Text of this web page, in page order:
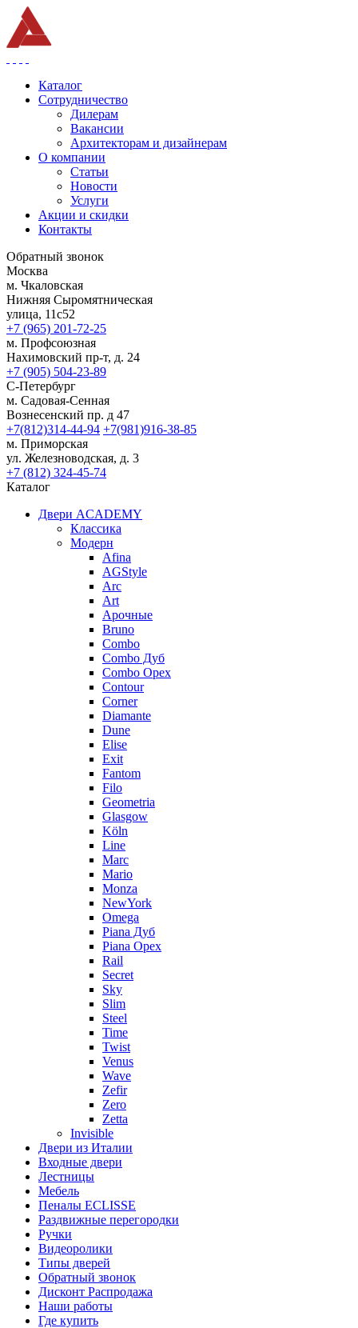
Каталог
Сотрудничество
Дилерам
Вакансии
Архитекторам и дизайнерам
О компании
Статьи
Новости
Услуги
Акции и скидки
Контакты
Обратный звонок
Москва
м. Чкаловская
Нижняя Сыромятническая
улица, 11с52
+7 (965) 201-72-25
м. Профсоюзная
Нахимовский пр-т, д. 24
+7 (905) 504-23-89
С-Петербург
м. Садовая-Сенная
Вознесенский пр. д 47
+7(812)314-44-94 +7(981)916-38-85
м. Приморская
ул. Железноводская, д. 3
+7 (812) 324-45-74
Каталог
Двери ACADEMY
Классика
Модерн
Afina
AGStyle
Arc
Art
Aрочные
Bruno
Combo
Combo Дуб
Combo Орех
Contour
Corner
Diamante
Dune
Elise
Exit
Fantom
Filo
Geometria
Glasgow
Köln
Line
Marc
Mario
Monza
NewYork
Omega
Piana Дуб
Piana Орех
Rail
Secret
Sky
Slim
Steel
Time
Twist
Venus
Wave
Zefir
Zero
Zetta
Invisible
Двери из Италии
Входные двери
Лестницы
Мебель
Пеналы ECLISSE
Раздвижные перегородки
Ручки
Видеоролики
Типы дверей
Обратный звонок
Дисконт Распродажа
Наши работы
Где купить